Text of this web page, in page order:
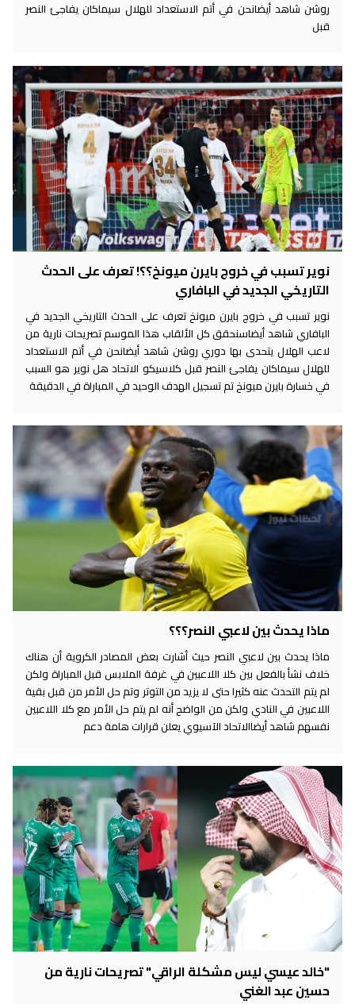
روشن شاهد أيضانحن في أتم الاستعداد للهلال سيماكان يفاجئ النصر
قبل
نوير تسبب في خروج بايرن ميونخ؟؟! تعرف على الحدث
التاريخي الجديد في البافاري
نوير تسبب في خروج بايرن ميونخ تعرف على الحدث التاريخي الجديد في
البافاري شاهد أيضاسنحقق كل الألقاب هذا الموسم تصريحات نارية من
لاعب الهلال يتحدى بها دوري روشن شاهد أيضانحن في أتم الاستعداد
للهلال سيماكان يفاجئ النصر قبل كلاسيكو الاتحاد هل نوير هو السبب
في خسارة بايرن ميونخ تم تسجيل الهدف الوحيد في المباراة في الدقيقة
ماذا يحدث بين لاعبي النصر؟؟؟
ماذا يحدث بين لاعبي النصر حيث أشارت بعض المصادر الكروية أن هناك
خلاف نشأ بالفعل بين كلا اللاعبين في غرفة الملابس قبل المباراة ولكن
لم يتم التحدث عنه كثيرا حتى لا يزيد من التوتر وتم حل الأمر من قبل بقية
اللاعبين في النادي ولكن من الواضح أنه لم يتم حل الأمر مع كلا اللاعبين
نفسهم شاهد أيضاالاتحاد الآسيوي يعلن قرارات هامة دعم
"خالد عيسي ليس مشكلة الراقي" تصريحات نارية من
حسين عبد الغني